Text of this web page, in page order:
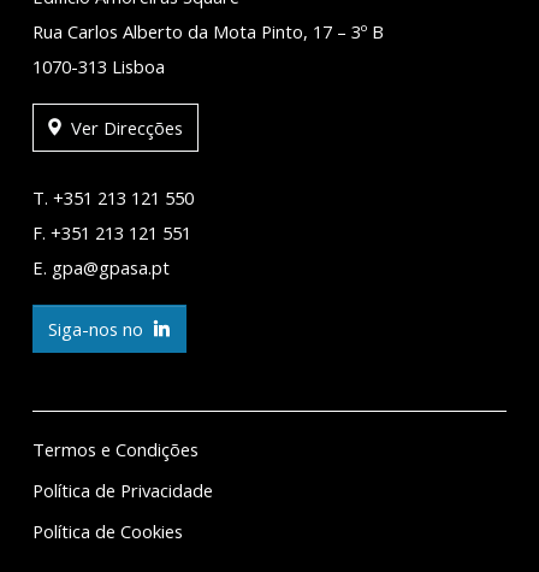
Rua Carlos Alberto da Mota Pinto, 17 – 3º B
1070-313 Lisboa
Ver Direcções
T. +351 213 121 550
F. +351 213 121 551
E. gpa@gpasa.pt
Siga-nos no
Termos e Condições
Política de Privacidade
Política de Cookies